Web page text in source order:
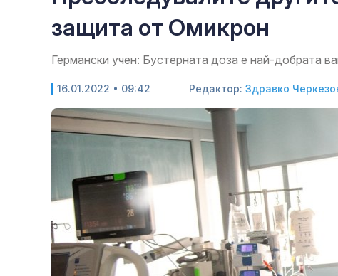
защита от Омикрон
Германски учен: Бустерната доза е най-добрата
16.01.2022 • 09:42 Редактор: Здравко